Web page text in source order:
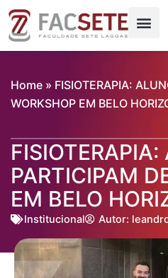
para
Home » FISIOTERAPIA:
WORKSHOP EM BELO
FISIOTERAPIA:
PARTICIPAM
EM BELO
Institucional Autor: